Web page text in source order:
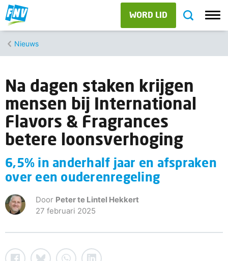
WORD LID
Nieuws
Na dagen staken krijgen
mensen bij International
Flavors & Fragrances
betere loonsverhoging
6,5% in anderhalf jaar en afspraken
over een ouderenregeling
Door Peter te Lintel Hekkert
27 februari 2025